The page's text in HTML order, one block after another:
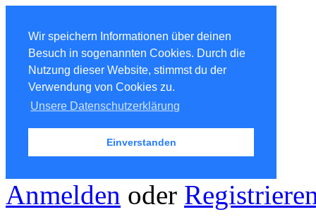
Wir speichern Informationen über deinen
Besuch in sogenannten Cookies. Durch die
Nutzung dieser Website, stimmst du der
Verwendung von Cookies zu.
Unsere Datenschutzerklärung
Einverstanden
Anmelden oder